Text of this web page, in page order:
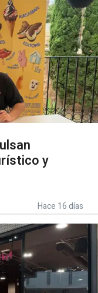
y
Hace 16 días